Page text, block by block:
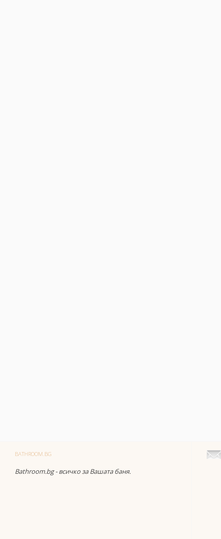
BATHROOM.BG
Bathroom.bg - всичко за Вашата баня.